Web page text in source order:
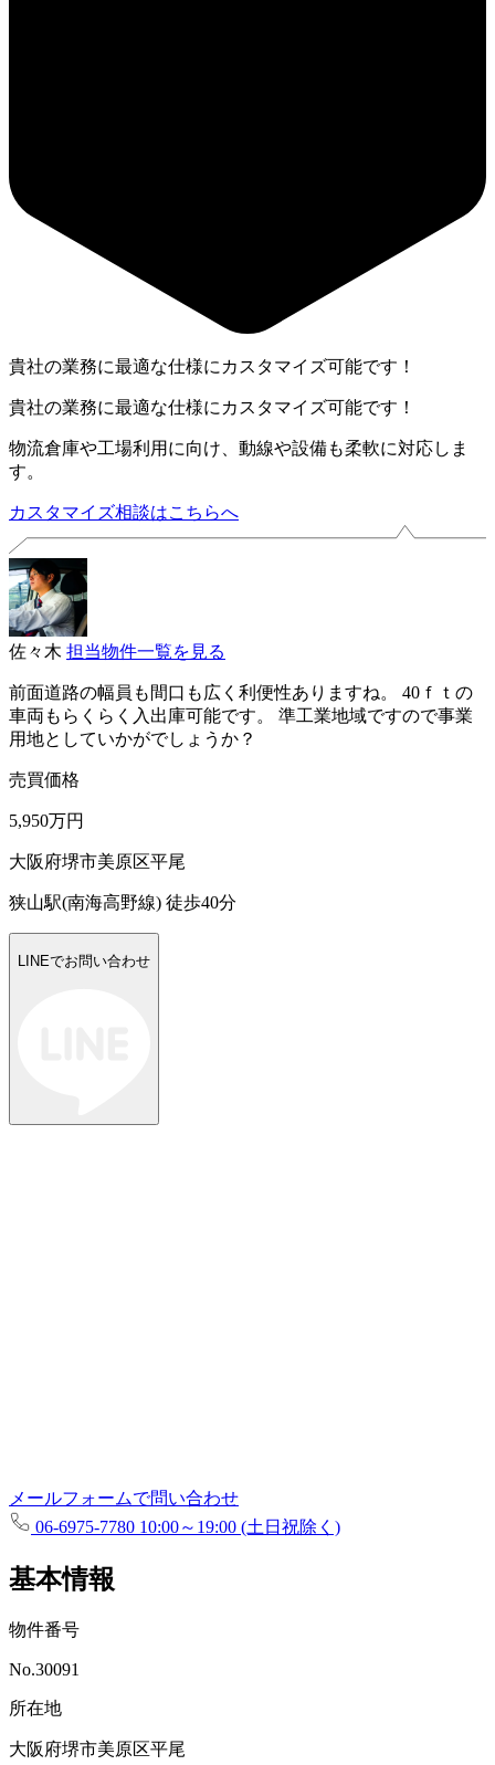
貴社の業務に最適な仕様にカスタマイズ可能です！
貴社の業務に最適な仕様にカスタマイズ可能です！
物流倉庫や工場利用に向け、動線や設備も柔軟に対応しま
す。
カスタマイズ相談はこちらへ
佐々木 担当物件一覧を見る
前面道路の幅員も間口も広く利便性ありますね。 40ｆｔの
車両もらくらく入出庫可能です。 準工業地域ですので事業
用地としていかがでしょうか？
売買価格
5,950万円
大阪府堺市美原区平尾
狭山駅(南海高野線) 徒歩40分
LINEでお問い合わせ
メールフォームで問い合わせ
06-6975-7780 10:00～19:00 (土日祝除く)
基本情報
物件番号
No.30091
所在地
大阪府堺市美原区平尾